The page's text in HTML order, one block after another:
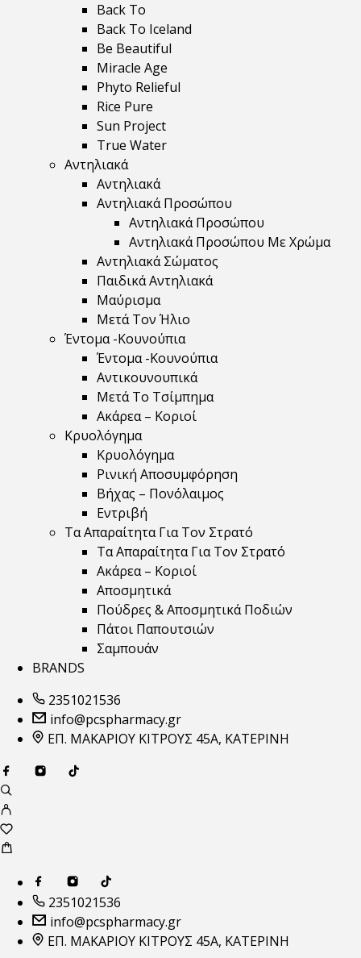
Back To
Back To Iceland
Be Beautiful
Miracle Age
Phyto Relieful
Rice Pure
Sun Project
True Water
Αντηλιακά
Αντηλιακά
Αντηλιακά Προσώπου
Αντηλιακά Προσώπου
Αντηλιακά Προσώπου Με Χρώμα
Αντηλιακά Σώματος
Παιδικά Αντηλιακά
Μαύρισμα
Mετά Τον Ήλιο
Έντομα -Κουνούπια
Έντομα -Κουνούπια
Αντικουνουπικά
Μετά Το Τσίμπημα
Ακάρεα – Κοριοί
Κρυολόγημα
Κρυολόγημα
Ρινική Αποσυμφόρηση
Βήχας – Πονόλαιμος
Εντριβή
Τα Απαραίτητα Για Τον Στρατό
Τα Απαραίτητα Για Τον Στρατό
Ακάρεα – Κοριοί
Αποσμητικά
Πούδρες & Αποσμητικά Ποδιών
Πάτοι Παπουτσιών
Σαμπουάν
BRANDS
2351021536
info@pcspharmacy.gr
ΕΠ. ΜΑΚΑΡΙΟΥ ΚΙΤΡΟΥΣ 45Α, ΚΑΤΕΡΙΝΗ
2351021536
info@pcspharmacy.gr
ΕΠ. ΜΑΚΑΡΙΟΥ ΚΙΤΡΟΥΣ 45Α, ΚΑΤΕΡΙΝΗ